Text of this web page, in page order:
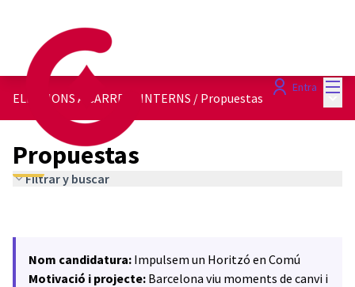
Entra
ELECCIONS A CÀRRECS INTERNS / Propuestas
Propuestas
Filtrar y buscar
Nom candidatura: Impulsem un Horitzó en Comú
Motivació i projecte: Barcelona viu moments de canvi i